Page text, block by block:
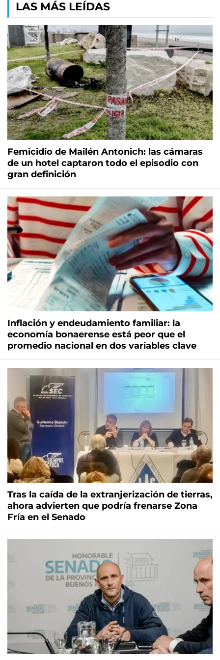
LAS MÁS LEÍDAS
Femicidio de Mailén Antonich: las cámaras
de un hotel captaron todo el episodio con
gran definición
Inflación y endeudamiento familiar: la
economía bonaerense está peor que el
promedio nacional en dos variables clave
Tras la caída de la extranjerización de tierras,
ahora advierten que podría frenarse Zona
Fría en el Senado